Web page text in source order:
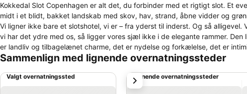
Kokkedal Slot Copenhagen er alt det, du forbinder med et rigtigt slot. Et
midt i et blidt, bakket landskab med skov, hav, strand, åbne vidder og
Vi ligner ikke bare et slotshotel, vi er – fra yderst til inderst. Og så alligevel. Vi er nemlig også alt det, du måske ikke forbinder med et slot. For selvom
vi har det ydre med os, så ligger vores sjæl ikke i de elegante rammer.
er landliv og tilbagelænet charme, det er nydelse og forkælelse, det er intimitet og opmærksomhed og et personale, der levende brænder for at
videregive sin passion for det gode. Det er nordisk
Sammenlign med lignende overnatningssteder
Valgt overnatningssted Lignende overnatningssteder
næste